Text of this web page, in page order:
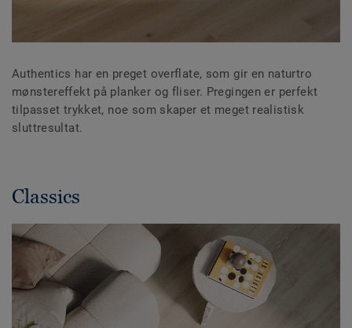
Authentics har en preget overflate, som gir en naturtro
mønstereffekt på planker og fliser. Pregingen er perfekt
tilpasset trykket, noe som skaper et meget realistisk
sluttresultat.
Classics